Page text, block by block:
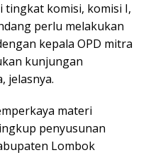
tingkat komisi, komisi I,
perlu melakukan
kepala OPD mitra
kunjungan
jelasnya.
materi
penyusunan
Lombok